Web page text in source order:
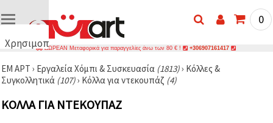
Χρησιμοποιούμε
🍪
Χρησιμοποιούμε
παρόμοιες
τεχνολογίες
0
ΔΩΡΕΑΝ Μεταφορικά για παραγγελίες άνω των 80 € ! +306907161417
ΕΜ ΑΡΤ › Εργαλεία Χόμπι & Συσκευασία (1813)› Κόλλες &
Συγκολλητικά (107)› Κόλλα για ντεκουπάζ (4)
ΚΌΛΛΑ ΓΙΑ ΝΤΕΚΟΥΠΆΖ